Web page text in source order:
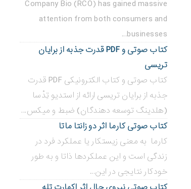
Company Bio (RCO) has gained massive
attention from both consumers and
businesses...
کتاب صوتی و PDF قدرت جذبه از برایان
تریسی
کتاب صوتی و کتاب الکترونیکی PDF قدرت
جذبه از برایان تریسی ارائه از استدیو تِدْسا
(هلدینگ توسعه دهندگان) ضبط و میکس...
کتاب صوتی کارما اثر دو زانتا ماتا
کارما به معنی زیستکار یا عملکرد فرد در
زندگی است و این عملکردها ذاتا و به طور
خودکار نتایجی در این...